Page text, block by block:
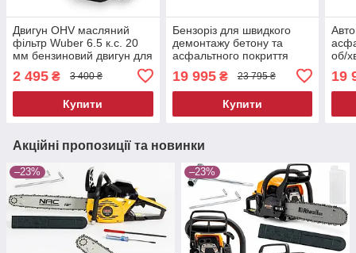
Двигун OHV масляний
фільтр Wuber 6.5 к.с. 20
мм бензиновий двигун для
бензотехніки бензиновий
двигун
2 495 ₴ 3 400 ₴
Купити
Бензоріз для швидкого
демонтажу бетону та
асфальтного покриття
ручний бензиновий різак
19 995₴ 23 795 ₴
Купити
об/
по
19
Акційні пропозиції та новинки
–23% –23%